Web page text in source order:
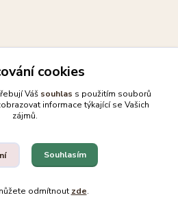
koček
sběr cookies.
Eshop-rychle.cz
cookies
Váš souhlas s použitím souborů
informace týkající se Vašich
zájmů.
Souhlasím
odmítnout zde.